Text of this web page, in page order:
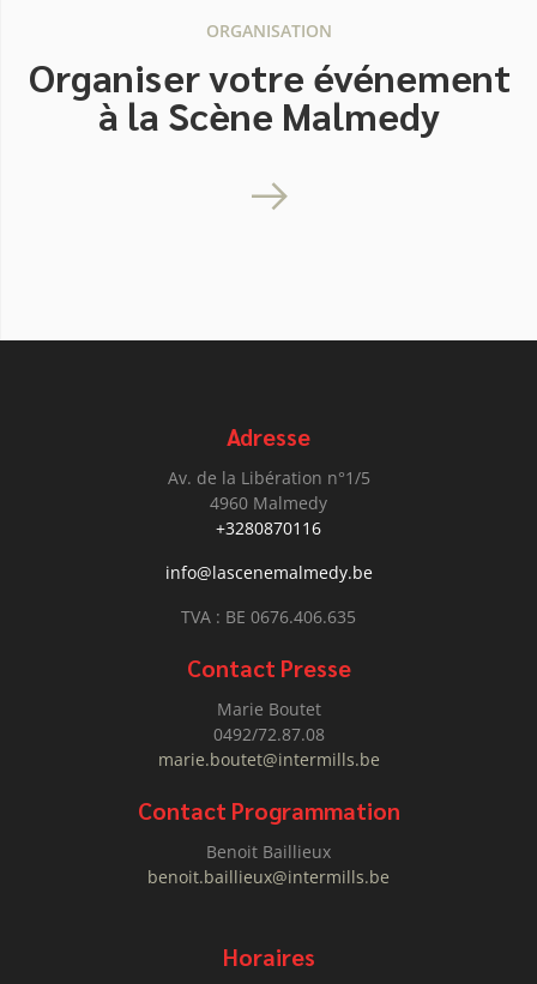
ORGANISATION
Organiser votre événement
à la Scène Malmedy
Adresse
Av. de la Libération n°1/5
4960 Malmedy
+3280870116
info@lascenemalmedy.be
TVA : BE 0676.406.635
Contact Presse
Marie Boutet
0492/72.87.08
marie.boutet@intermills.be
Contact Programmation
Benoit Baillieux
benoit.baillieux@intermills.be
Horaires